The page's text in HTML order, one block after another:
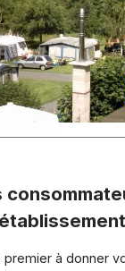
établissement
premier à donner